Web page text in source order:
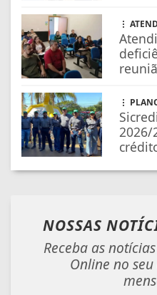
2026/
NOSSAS
Receba as
Online no